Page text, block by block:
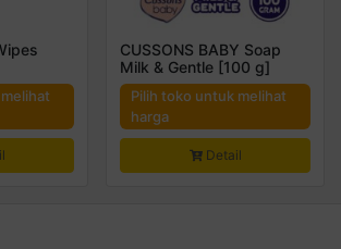
CUSSONS BABY Soap
Milk & Gentle [100 g]
Pilih toko untuk melihat
harga
Detail